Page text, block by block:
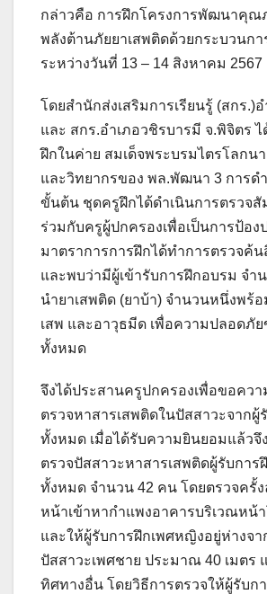
กล่าวคือ การฝึกโครงการพัฒนาคุณ
พลังต้านภัยยาเสพติดด้วยกระบวนกา
ระหว่างวันที่ 13 – 14 สิงหาคม 2567
โดยสำนักส่งเสริมการเรียนรู้ (สกร.)
และ สกร.อำเภอวชิรบารมี จ.พิจิตร
ฝึกในค่าย สมเด็จพระบรมไตรโลกน
และวิทยากรของ พล.พัฒนา 3 การด
ขั้นต้น ชุดครูฝึกได้ดำเนินการตรวจสั
ร่วมกับครูผู้ปกครองเพื่อเป็นการป้อง
มาตราการการฝึกได้ทำการตรวจค้
และพบว่ามีผู้เข้ารับการฝึกอบรม จำ
นำยาเสพติด (ยาบ้า) จำนวนหนึ่งพร้
เสพ และอาวุธมีด เพื่อความปลอดภัย
ทั้งหมด
จึงได้ประสานครูปกครองเพื่อขอคว
ตรวจหาสารเสพติดในปัสสาวะจากผู้
ทั้งหมด เมื่อได้รับความยินยอมแล้วจึ
ตรวจปัสสาวะหาสารเสพติดผู้รับการ
ทั้งหมด จำนวน 42 คน โดยตรวจครั้
หน้าเข้าหากำแพงอาคารบริเวณหน้
และให้ผู้รับการฝึกเพศหญิงอยู่ห่างจ
ปัสสาวะเพศชาย ประมาณ 40 เมตร
ทิศทางอื่น โดยวิธีการตรวจให้ผู้รับก